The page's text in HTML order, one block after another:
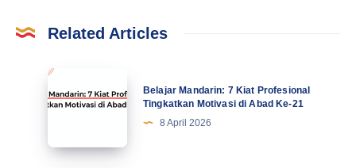
Related Articles
Belajar
Mandarin:
Profesional
Belajar Mandarin: 7 Kiat Profesional
Tingkatkan Motivasi di Abad Ke-21
8 April 2026